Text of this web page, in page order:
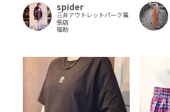
spider
三井アウトレットパーク幕
張店
福助